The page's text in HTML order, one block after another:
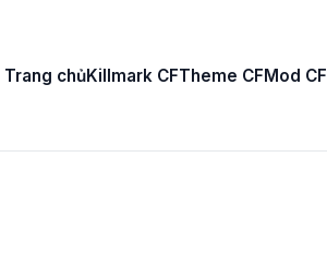
Trang chủKillmark CFTheme CFMod CF